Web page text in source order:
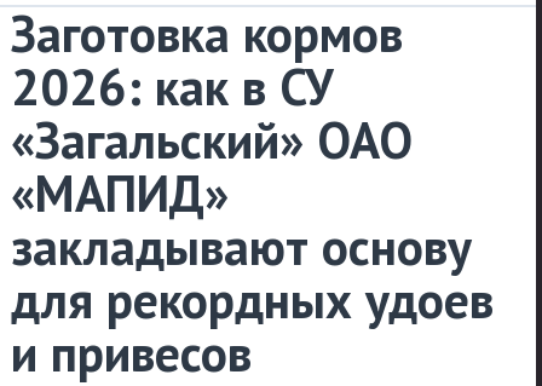
Заготовка кормов
2026: как в СУ
«Загальский» ОАО
«МАПИД»
закладывают основу
для рекордных удоев
и привесов